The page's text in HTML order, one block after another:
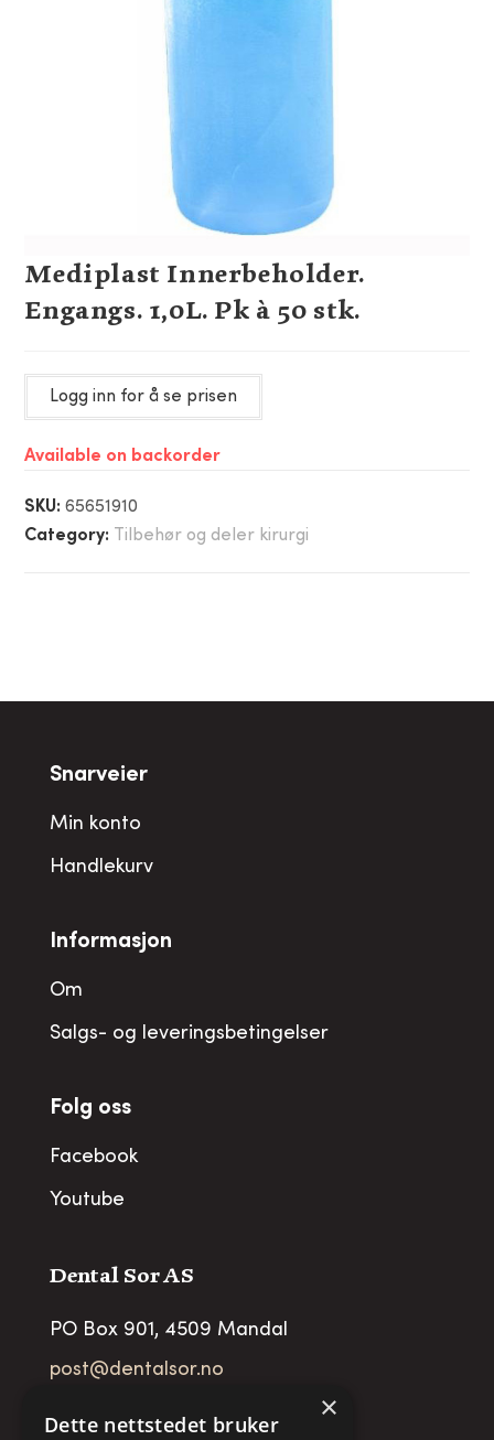
Mediplast Innerbeholder.
Engangs. 1,0L. Pk à 50 stk.
Logg inn for å se prisen
Available on backorder
SKU:65651910
Category:
Tilbehør og deler kirurgi
Snarveier
Min konto
Handlekurv
Informasjon
Om
Salgs- og leveringsbetingelser
Folg oss
Facebook
Youtube
Dental Sor AS
PO Box 901, 4509 Mandal
post@dentalsor.no
×
Dette nettstedet bruker